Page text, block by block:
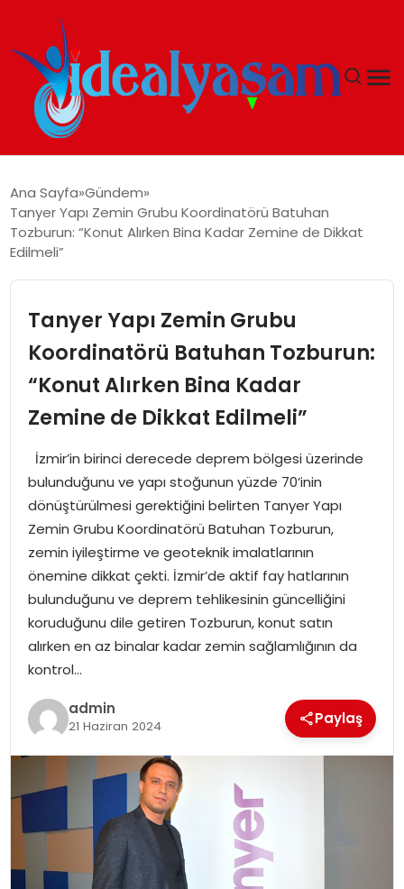
GÜNDEM
İDEAL YAŞAM
İDEAL SPOR
YAŞAM
MAGAZIN
SAĞLIK
SOSYAL HABER
Ana Sayfa Gündem
Tanyer Yapı Zemin Grubu Koordinatörü Batuhan
Tozburun: “Konut Alırken Bina Kadar Zemine de Dikkat
Edilmeli”
Tanyer Yapı Zemin Grubu
Koordinatörü Batuhan Tozburun:
“Konut Alırken Bina Kadar
Zemine de Dikkat Edilmeli”
İzmir’in birinci derecede deprem bölgesi üzerinde
bulunduğunu ve yapı stoğunun yüzde 70’inin
dönüştürülmesi gerektiğini belirten Tanyer Yapı
Zemin Grubu Koordinatörü Batuhan Tozburun,
zemin iyileştirme ve geoteknik imalatlarının
önemine dikkat çekti. İzmir’de aktif fay hatlarının
bulunduğunu ve deprem tehlikesinin güncelliğini
koruduğunu dile getiren Tozburun, konut satın
alırken en az binalar kadar zemin sağlamlığının da
kontrol…
admin
21 Haziran 2024 Paylaş